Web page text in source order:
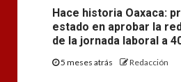
Hace historia Oaxaca:
estado en aprobar la
de la jornada laboral a
5 meses atrás Redacción